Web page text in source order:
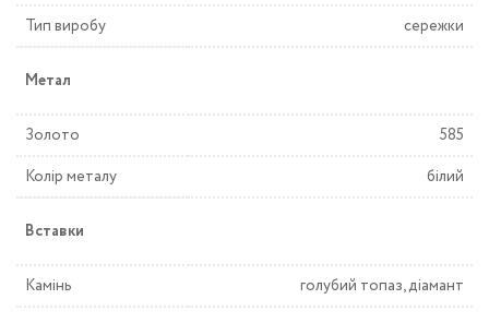
Тип виробу сережки
Метал
Золото
585
Колір металу
білий
Вставки
Камінь голубий топаз, діамант